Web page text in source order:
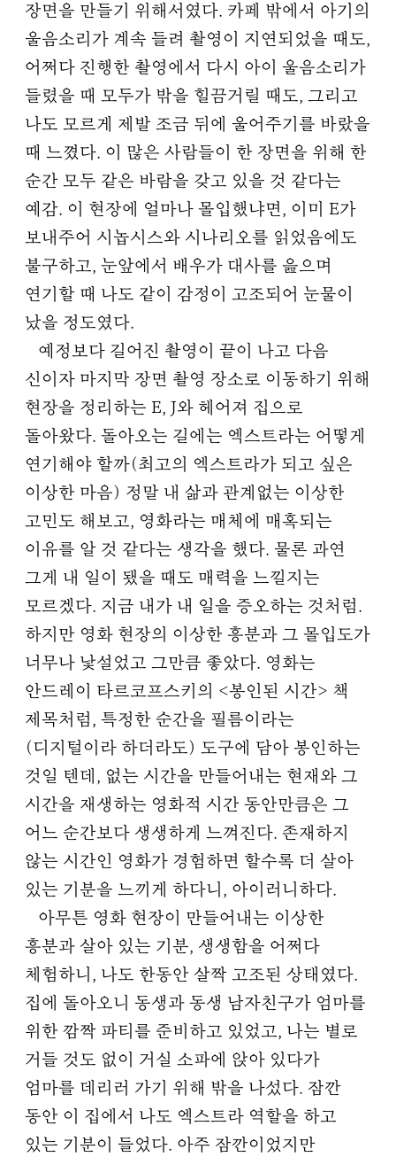
장면을 만들기 위해서였다. 카페 밖에서 아기의
울음소리가 계속 들려 촬영이 지연되었을 때도,
어쩌다 진행한 촬영에서 다시 아이 울음소리가
들렸을 때 모두가 밖을 힐끔거릴 때도, 그리고
나도 모르게 제발 조금 뒤에 울어주기를 바랐을
때 느꼈다. 이 많은 사람들이 한 장면을 위해 한
순간 모두 같은 바람을 갖고 있을 것 같다는
예감. 이 현장에 얼마나 몰입했냐면, 이미 E가
보내주어 시놉시스와 시나리오를 읽었음에도
불구하고, 눈앞에서 배우가 대사를 읊으며
연기할 때 나도 같이 감정이 고조되어 눈물이
났을 정도였다.
예정보다 길어진 촬영이 끝이 나고 다음
신이자 마지막 장면 촬영 장소로 이동하기 위해
현장을 정리하는 E, J와 헤어져 집으로
돌아왔다. 돌아오는 길에는 엑스트라는 어떻게
연기해야 할까(최고의 엑스트라가 되고 싶은
이상한 마음) 정말 내 삶과 관계없는 이상한
고민도 해보고, 영화라는 매체에 매혹되는
이유를 알 것 같다는 생각을 했다. 물론 과연
그게 내 일이 됐을 때도 매력을 느낄지는
모르겠다. 지금 내가 내 일을 증오하는 것처럼.
하지만 영화 현장의 이상한 흥분과 그 몰입도가
너무나 낯설었고 그만큼 좋았다. 영화는
안드레이 타르코프스키의 <봉인된 시간> 책
제목처럼, 특정한 순간을 필름이라는
(디지털이라 하더라도) 도구에 담아 봉인하는
것일 텐데, 없는 시간을 만들어내는 현재와 그
시간을 재생하는 영화적 시간 동안만큼은 그
어느 순간보다 생생하게 느껴진다. 존재하지
않는 시간인 영화가 경험하면 할수록 더 살아
있는 기분을 느끼게 하다니, 아이러니하다.
아무튼 영화 현장이 만들어내는 이상한
흥분과 살아 있는 기분, 생생함을 어쩌다
체험하니, 나도 한동안 살짝 고조된 상태였다.
집에 돌아오니 동생과 동생 남자친구가 엄마를
위한 깜짝 파티를 준비하고 있었고, 나는 별로
거들 것도 없이 거실 소파에 앉아 있다가
엄마를 데리러 가기 위해 밖을 나섰다. 잠깐
동안 이 집에서 나도 엑스트라 역할을 하고
있는 기분이 들었다. 아주 잠깐이었지만